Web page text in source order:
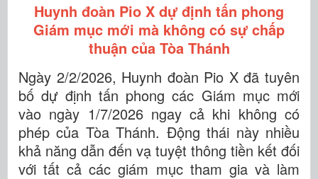
Huynh đoàn Pio X dự định tấn phong
Giám mục mới mà không có sự chấp
thuận của Tòa Thánh
Ngày 2/2/2026, Huynh đoàn Pio X đã tuyên
bố dự định tấn phong các Giám mục mới
vào ngày 1/7/2026 ngay cả khi không có
phép của Tòa Thánh. Động thái này nhiều
khả năng dẫn đến vạ tuyệt thông tiền kết đối
với tất cả các giám mục tham gia và làm